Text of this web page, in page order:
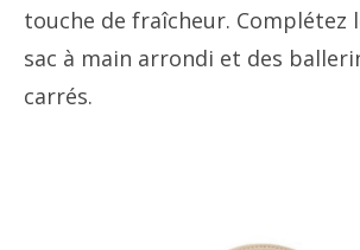
touche de fraîcheur. Complétez
sac à main arrondi et des
carrés.